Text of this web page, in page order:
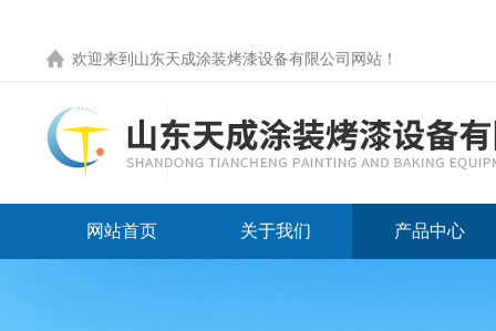
欢迎来到 山东天成涂装烤漆设备有限公司网站 ！
网站首页 关于我们 产品中心